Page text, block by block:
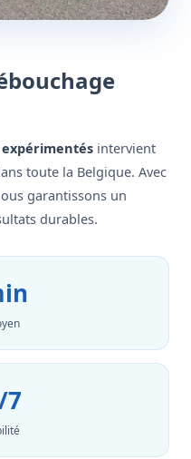
intervient
toute la Belgique. Avec
garantissons un
durables.
7